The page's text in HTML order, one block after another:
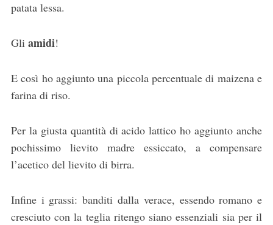
patata lessa.
Gli amidi!
E così ho aggiunto una piccola percentuale di maizena e
farina di riso.
Per la giusta quantità di acido lattico ho aggiunto anche
pochissimo lievito madre essiccato, a compensare
l’acetico del lievito di birra.
Infine i grassi: banditi dalla verace, essendo romano e
cresciuto con la teglia ritengo siano essenziali sia per il